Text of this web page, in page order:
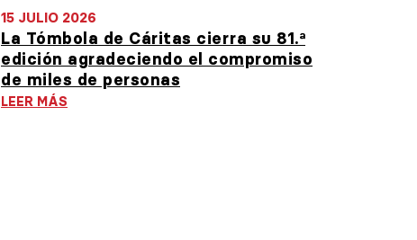
15 JULIO 2026
La Tómbola de Cáritas cierra su 81.ª
edición agradeciendo el compromiso
de miles de personas
LEER MÁS